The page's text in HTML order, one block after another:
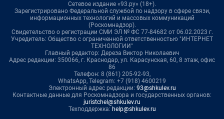
Сетевое издание «93.ру» (18+).
Зарегистрировано Федеральной службой по надзору в сфере связи,
информационных технологий и массовых коммуникаций
(Роскомнадзор).
Свидетельство о регистрации СМИ ЭЛ № ФС 77-84682 от 06.02.2023 г.
Учредитель: Общество с ограниченной ответственностью "ИНТЕРНЕТ
ТЕХНОЛОГИИ"
Главный редактор: Дереза Виктор Николаевич
Адрес редакции: 350066, г. Краснодар, ул. Карасунская, 60, 8 этаж, офис
86
Телефон: 8 (861) 205-92-93,
WhatsApp, Telegram: +7 (918) 4600219
Электронный адрес редакции: 93@shkulev.ru
Контактные данные для Роскомнадзора и государственных органов:
juristchel@shkulev.ru
Техподдержка: help@shkulev.ru